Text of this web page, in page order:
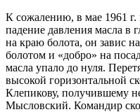
К сожалению, в мае 1961 г.
падение давления масла
на краю болота, он завис
болотом и «добро» на
масла упало до нуля.
высокой горизонтальной
Клепикову, получившему
Мысловский. Командир